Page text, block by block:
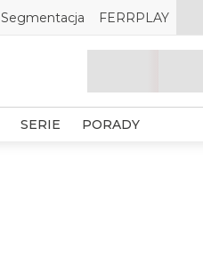
Segmentacja FERRPLAY
SERIE PORADY